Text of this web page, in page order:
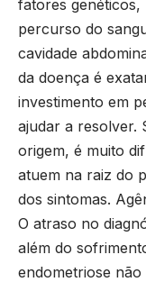
fatores
percurso do
cavidade
da doença é
investimento em
ajudar a resolver.
origem, é muito
atuem na raiz do
dos sintomas.
O atraso no
além do
endometriose